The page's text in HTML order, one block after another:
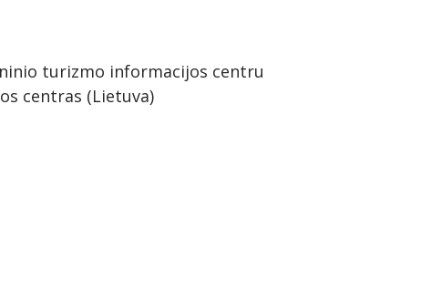
turizmo informacijos centru
centras (Lietuva)